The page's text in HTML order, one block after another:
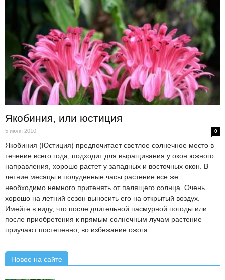
Якобиния, или юстиция
5 июля 2010 0
Якобиния (Юстиция) предпочитает светлое солнечное место в
течение всего года, подходит для выращивания у окон южного
направления, хорошо растет у западных и восточных окон. В
летние месяцы в полуденные часы растение все же
необходимо немного притенять от палящего солнца. Очень
хорошо на летний сезон выносить его на открытый воздух.
Имейте в виду, что после длительной пасмурной погоды или
после приобретения к прямым солнечным лучам растение
приучают постепенно, во избежание ожога.
Новое на сайте